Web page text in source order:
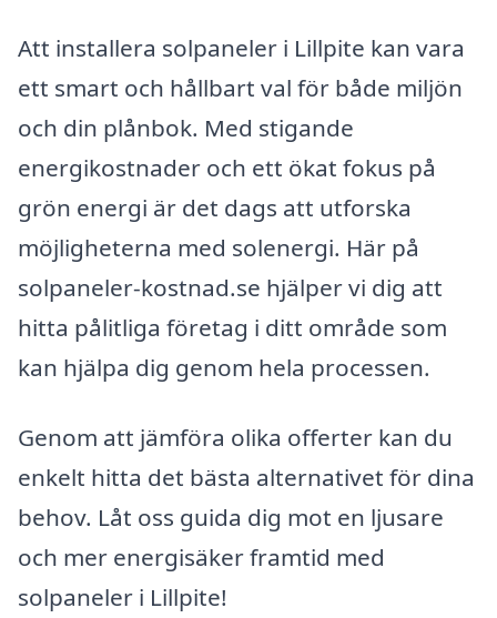
Att installera solpaneler i Lillpite kan vara
ett smart och hållbart val för både miljön
och din plånbok. Med stigande
energikostnader och ett ökat fokus på
grön energi är det dags att utforska
möjligheterna med solenergi. Här på
solpaneler-kostnad.se hjälper vi dig att
hitta pålitliga företag i ditt område som
kan hjälpa dig genom hela processen.
Genom att jämföra olika offerter kan du
enkelt hitta det bästa alternativet för dina
behov. Låt oss guida dig mot en ljusare
och mer energisäker framtid med
solpaneler i Lillpite!